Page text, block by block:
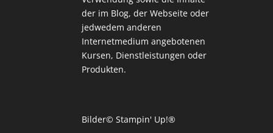
der im Blog, der Webseite oder
jedwedem anderen
Internetmedium angebotenen
Kursen, Dienstleistungen oder
Produkten.
Bilder© Stampin' Up!®